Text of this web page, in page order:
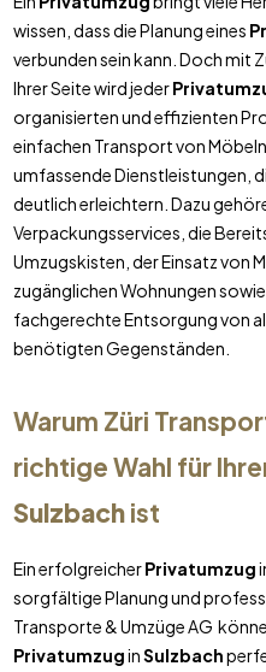
wissen, dass die Planung eines
verbunden sein kann. Doch mit
Ihrer Seite wird jeder
organisierten und effizienten
einfachen Transport von
umfassende Dienstleistungen,
deutlich erleichtern. Dazu
Verpackungsservices, die
Umzugskisten, der Einsatz von
zugänglichen Wohnungen
fachgerechte Entsorgung von
benötigten Gegenständen.
Warum Züri
richtige Wahl für
Sulzbachist
Ein erfolgreicherPrivatumzug
sorgfältige Planung und
Transporte & Umzüge AG
PrivatumzuginSulzbach